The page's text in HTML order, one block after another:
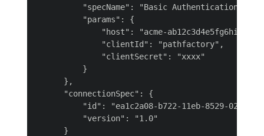
          "specName": "Basic Authentication",
          "params": {
"host": "acme-
              "clientId": "pathfactory",
              "clientSecret": "xxxx"
          }
      },
      "connectionSpec": {
"id": "ea1c2a08-b722-11eb-8529-
          "version": "1.0"
      }